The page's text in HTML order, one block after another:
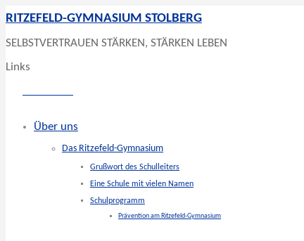
RITZEFELD-GYMNASIUM STOLBERG
SELBSTVERTRAUEN STÄRKEN, STÄRKEN LEBEN
Links
Über uns
Das Ritzefeld-Gymnasium
Grußwort des Schulleiters
Eine Schule mit vielen Namen
Schulprogramm
Prävention am Ritzefeld-Gymnasium